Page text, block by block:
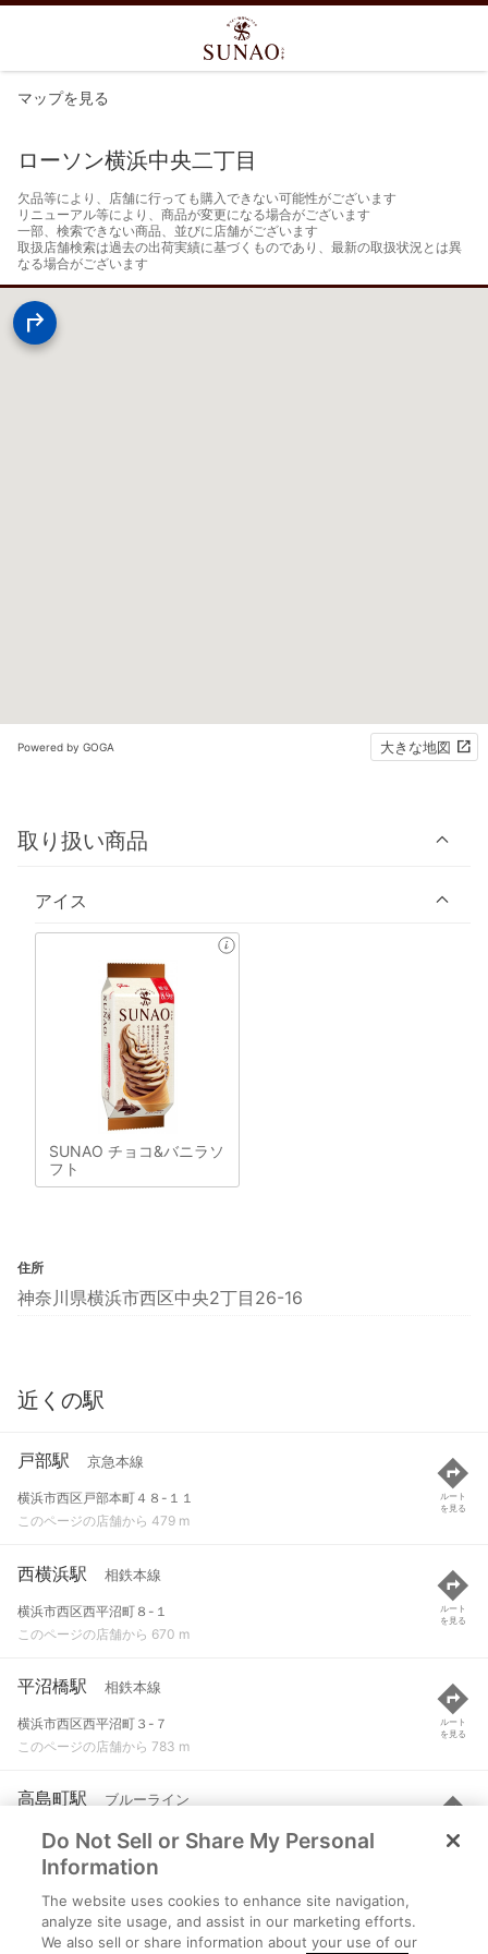
マップを見る
ローソン横浜中央二丁目
欠品等により、店舗に行っても購入できない可能性がございます
リニューアル等により、商品が変更になる場合がございます
一部、検索できない商品、並びに店舗がございます
取扱店舗検索は過去の出荷実績に基づくものであり、最新の取扱状況とは異
なる場合がございます
Powered by GOGA 大きな地図
取り扱い商品
アイス
SUNAO チョコ&バニラソ
フト
住所
神奈川県横浜市西区中央2丁目26-16
近くの駅
戸部駅 京急本線
横浜市西区戸部本町４８-１１
このページの店舗から 479 m
ルート
を見る
西横浜駅 相鉄本線
横浜市西区西平沼町８-１
このページの店舗から 670 m
ルート
を見る
平沼橋駅 相鉄本線
横浜市西区西平沼町３-７
このページの店舗から 783 m
ルート
を見る
高島町駅 ブルーライン
横浜市西区花咲町７-４１
このページの店舗から 905 m
ルート
を見る
天王町駅 相鉄本線
横浜市保土ケ谷区天王町２-４５-５
Do Not Sell or Share My Personal
Information
The website uses cookies to enhance site navigation,
analyze site usage, and assist in our marketing efforts.
We also sell or share information about your use of our